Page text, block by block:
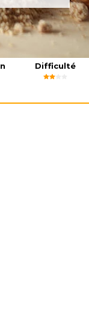
Difficulté